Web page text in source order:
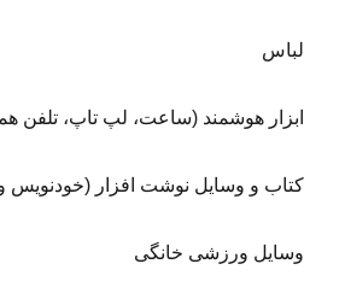
لباس
ابزار هوشمند (ساعت، لپ تاپ، تلفن
کتاب و وسایل نوشت افزار (خودنویس
وسایل ورزشی خانگی